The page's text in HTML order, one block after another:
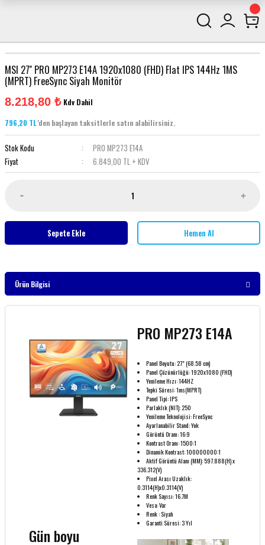
MSI 27'' PRO MP273 E14A 1920x1080 (FHD) Flat IPS 144Hz 1MS
(MPRT) FreeSync Siyah Monitör
8.218,80 ₺ Kdv Dahil
796,20 TL'den başlayan taksitlerle satın alabilirsiniz.
Stok Kodu
PRO MP273 E14A
Fiyat
6.849,00 TL + KDV
Sepete Ekle Hemen Al
Ürün Bilgisi
PRO MP273 E14A
Panel Boyutu: 27" (68.58 cm)
Panel Çözünürlüğü: 1920x1080 (FHD)
Yenileme Hızı: 144HZ
Tepki Süresi: 1ms(MPRT)
Panel Tipi: IPS
Parlaklık (NIT): 250
Yenileme Teknolojisi: FreeSync
Ayarlanabilir Stand: Yok
Görüntü Oranı: 16:9
Kontrast Oranı: 1500:1
Dinamik Kontrast: 100000000:1
Aktif Görüntü Alanı (MM): 597.888(H) x
336.312(V)
Pixel Arası Uzaklık:
0.3114(H)x0.3114(V)
Renk Sayısı: 16.7M
Vesa: Var
Renk : Siyah
Garanti Süresi: 3 Yıl
Gün boyu